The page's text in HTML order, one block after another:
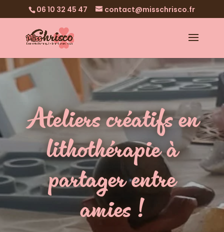
06 10 32 45 47 contact@misschrisco.fr
Ateliers créatifs en
lithothérapie à
partager entre
amies !